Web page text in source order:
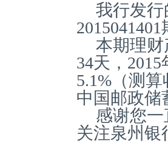
我行发行
本期理财
34天，
5.1%（测
中国邮政储
感谢您
关注泉州银